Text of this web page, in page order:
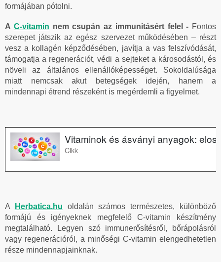
formájában pótolni.
A C-vitamin nem csupán az immunitásért felel - Fontos
szerepet játszik az egész szervezet működésében – részt
vesz a kollagén képződésében, javítja a vas felszívódását,
támogatja a regenerációt, védi a sejteket a károsodástól, és
növeli az általános ellenállóképességet. Sokoldalúsága
miatt nemcsak akut betegségek idején, hanem a
mindennapi étrend részeként is megérdemli a figyelmet.
A Herbatica.hu oldalán számos természetes, különböző
formájú és igényeknek megfelelő C-vitamin készítmény
megtalálható. Legyen szó immunerősítésről, bőrápolásról
vagy regenerációról, a minőségi C-vitamin elengedhetetlen
része mindennapjainknak.